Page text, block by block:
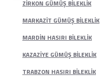
ZIRKON GÜMÜŞ BILEKLIK
MARKAZIT GÜMÜŞ BILEKLIK
MARDIN HASIRI BILEKLIK
KAZAZIYE GÜMÜŞ BILEKLIK
TRABZON HASIRI BILEKLIK